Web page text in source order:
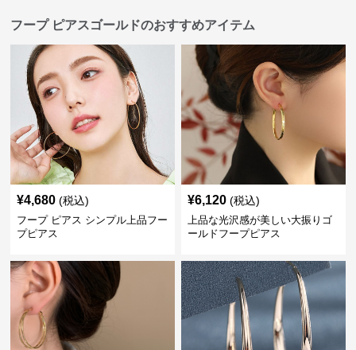
フープ ピアスゴールドのおすすめアイテム
¥4,680 (税込)
フープ ピアス シンプル上品フー
プピアス
¥6,120 (税込)
上品な光沢感が美しい大振りゴ
ールドフープピアス